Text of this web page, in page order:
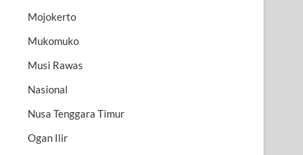
Mojokerto
Mukomuko
Musi Rawas
Nasional
Nusa Tenggara Timur
Ogan Ilir